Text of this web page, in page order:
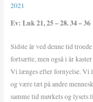
2021
Ev: Luk 21, 25 – 28. 34 – 36
Sidste år ved denne tid
fortsætte, men også i år
Vi længes efter fornyelse. Vi
og være tæt på andre
samme tid mørkets og lysets